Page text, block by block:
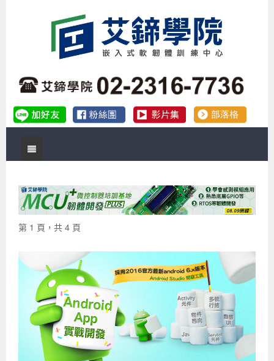
關於艾鍗
最新公告
儲備講師計劃
最新補助課程
師資介紹
開發板介紹
環境設備
最新職缺
實體課程
課程說明會
政府補助職訓說明會
嵌入式Linux開發系列課程
[學程] 嵌入式Linux開發實務
Linux系統建置實務
Linux系統程式設計
MCU韌體設計系列課程
ARM MCU單晶片韌體開發
USB韌體設計
硬體/IC設計系列課程
全能電路設計實戰班
AI人工智慧系列課程
熱門課程
讓 AI 成為你的數位同事
AI雲端原生與MLOps自動化實務
n8n 零基礎工作自動化實戰班
數位課程總覽
嵌入式Linux開發系列
嵌入式Linux學程(數位豪華版)
MCU韌體開發系列
補助專班
待業青年職訓課程(29歲以下)
Kubernetes工程師養成班
[假日班]AI邊緣運算實作TensorFlow Lite for MCU
企業服務
企業教育訓練
企業儲值優惠方案
研討活動
學員專區
第 1 頁，共 4 頁